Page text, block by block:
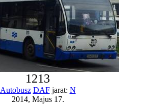
1213
Autobusz DAFjarat: N
2014, Majus 17.